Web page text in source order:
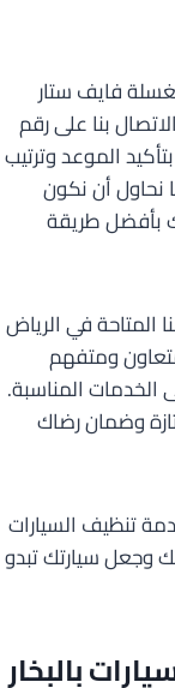
فايف ستار
بنا على رقم
الموعد وترتيب
نحاول أن نكون
بأفضل طريقة
المتاحة في الرياض
ومتفهم
المناسبة.
وضمان رضاك
تنظيف السيارات
وجعل سيارتك تبدو
بالبخار